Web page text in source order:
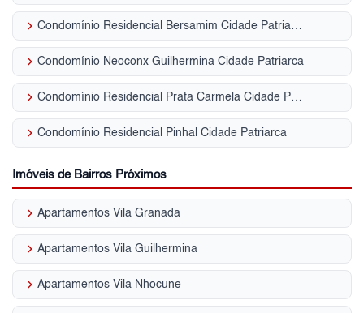
keyboard_arrow_right Condomínio Residencial Bersamim Cidade Patriarca
keyboard_arrow_right Condomínio Neoconx Guilhermina Cidade Patriarca
keyboard_arrow_right Condomínio Residencial Prata Carmela Cidade Patriarca
keyboard_arrow_right Condomínio Residencial Pinhal Cidade Patriarca
Imóveis de Bairros Próximos
keyboard_arrow_right Apartamentos Vila Granada
keyboard_arrow_right Apartamentos Vila Guilhermina
keyboard_arrow_right Apartamentos Vila Nhocune